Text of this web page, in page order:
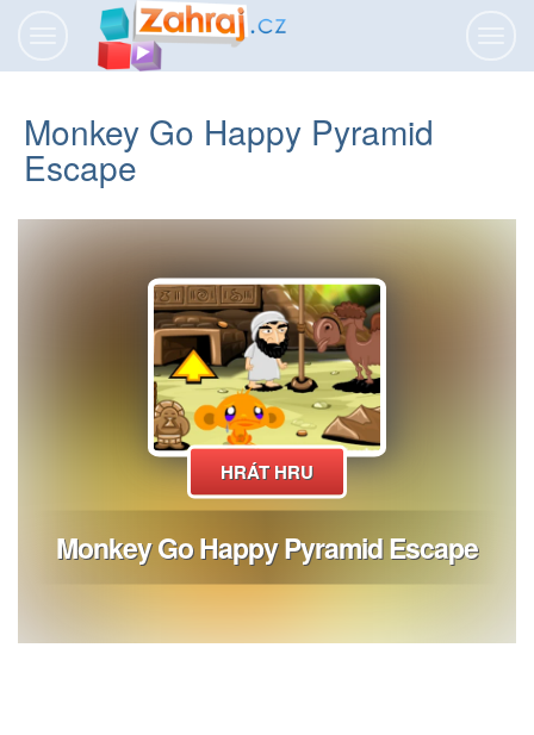
Monkey Go Happy Pyramid
Escape